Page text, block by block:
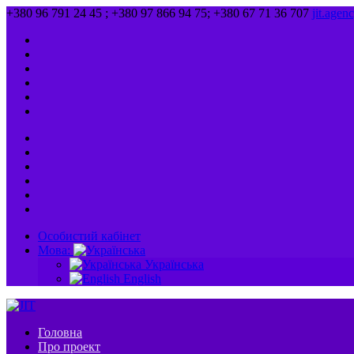
+380 96 791 24 45 ; +380 97 866 94 75; +380 67 71 36 707
Особистий кабінет
Мова:
Українська
English
Головна
Про проект